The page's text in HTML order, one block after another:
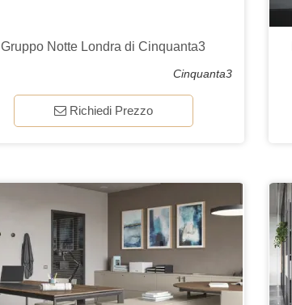
Gruppo Notte Londra di Cinquanta3
Cinquanta3
Richiedi Prezzo